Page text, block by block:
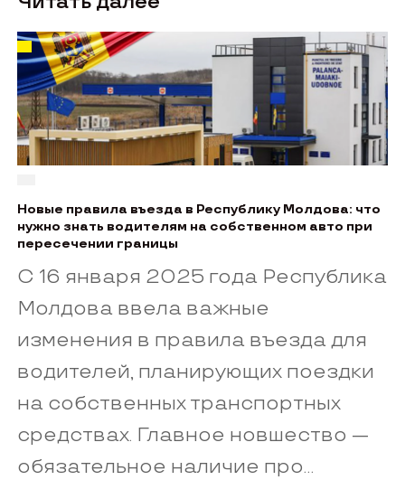
Новые правила въезда в Республику Молдова: что
нужно знать водителям на собственном авто при
пересечении границы
С 16 января 2025 года Республика
Молдова ввела важные
изменения в правила въезда для
водителей, планирующих поездки
на собственных транспортных
средствах. Главное новшество —
обязательное наличие про...